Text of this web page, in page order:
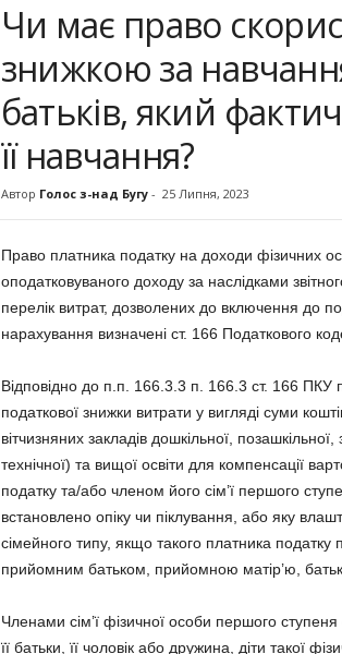
Чи має право
знижкою за
батьків, який
її навчання?
Автор Голос з-над Бугу- 25 Липня, 2023
Право платника податку на доходи фізичних
оподатковуваного доходу за наслідками
перелік витрат, дозволених до включення до
нарахування визначені ст. 166 Податкового
Відповідно до п.п. 166.3.3 п. 166.3 ст. 166 ПКУ
податкової знижки витрати у вигляді суми
вітчизняних закладів дошкільної,
технічної) та вищої освіти для компенсації
податку та/або членом його сім’ї першого
встановлено опіку чи піклування, або яку
сімейного типу, якщо такого платника податку
прийомним батьком, прийомною матір’ю,
Членами сім’ї фізичної особи першого
її батьки, її чоловік або дружина, діти такої